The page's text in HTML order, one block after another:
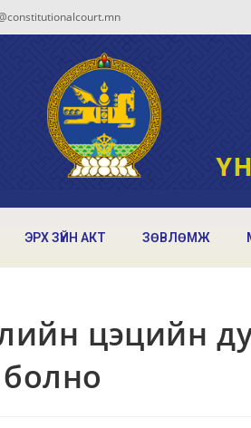
ЭРХ ЗҮЙН АКТ ЗӨВЛӨМЖ
цэцийн